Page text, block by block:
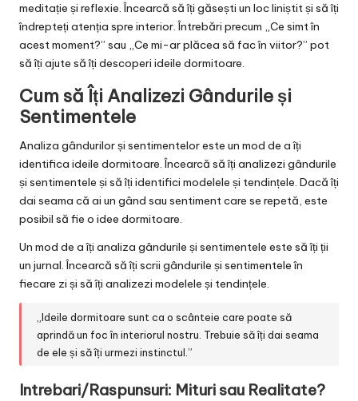
meditație și reflexie. Încearcă să îți găsești un loc liniștit și să îți
îndrepteți atenția spre interior. Întrebări precum „Ce simt în
acest moment?” sau „Ce mi-ar plăcea să fac în viitor?” pot
să îți ajute să îți descoperi ideile dormitoare.
Cum să Îți Analizezi Gândurile și
Sentimentele
Analiza gândurilor și sentimentelor este un mod de a îți
identifica ideile dormitoare. Încearcă să îți analizezi gândurile
și sentimentele și să îți identifici modelele și tendințele. Dacă îți
dai seama că ai un gând sau sentiment care se repetă, este
posibil să fie o idee dormitoare.
Un mod de a îți analiza gândurile și sentimentele este să îți ții
un jurnal. Încearcă să îți scrii gândurile și sentimentele în
fiecare zi și să îți analizezi modelele și tendințele.
„Ideile dormitoare sunt ca o scânteie care poate să
aprindă un foc în interiorul nostru. Trebuie să îți dai seama
de ele și să îți urmezi instinctul.”
Intrebari/Raspunsuri: Mituri sau Realitate?